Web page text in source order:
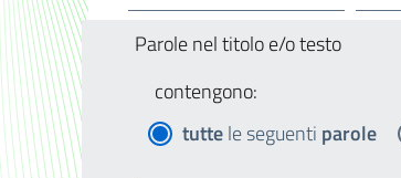
Parole nel titolo e/o testo
contengono:
tuttele seguenti parole